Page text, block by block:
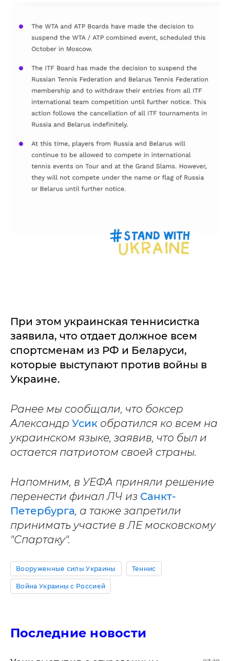
При этом украинская теннисистка
заявила, что отдает должное всем
спортсменам из РФ и Беларуси,
которые выступают против войны в
Украине.
Ранее мы сообщали, что боксер
Александр Усик обратился ко всем на
украинском языке, заявив, что был и
остается патриотом своей страны.
Напомним, в УЕФА приняли решение
перенести финал ЛЧ из Санкт-
Петербурга, а также запретили
принимать участие в ЛЕ московскому
"Спартаку".
Вооруженные силы Украины Теннис
Война Украины с Россией
Последние новости